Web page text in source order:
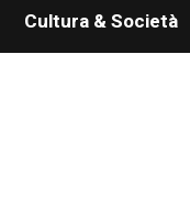
Cultura & Società